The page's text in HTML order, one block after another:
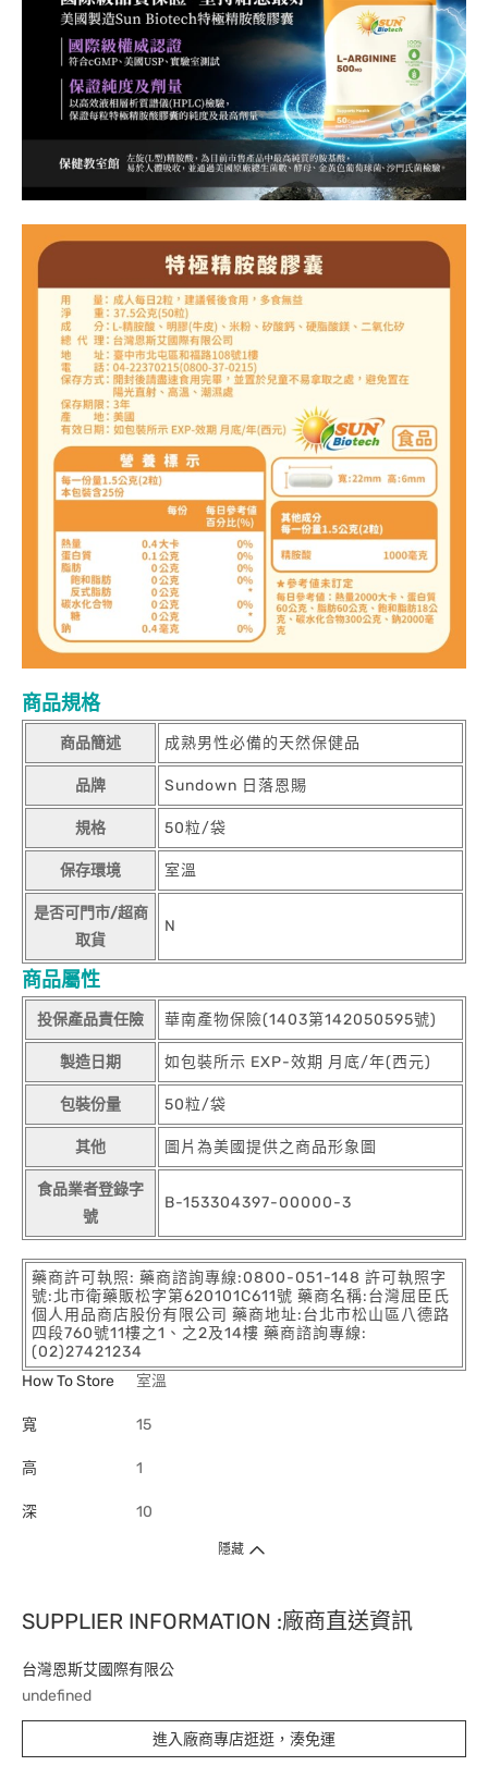
商品規格
商品簡述 成熟男性必備的天然保健品
品牌 Sundown 日落恩賜
規格 50粒/袋
保存環境 室溫
是否可門市/超商
取貨
N
商品屬性
投保產品責任險 華南產物保險(1403第142050595號)
製造日期 如包裝所示 EXP-效期 月底/年(西元)
包裝份量 50粒/袋
其他 圖片為美國提供之商品形象圖
食品業者登錄字
號
B-153304397-00000-3
藥商許可執照: 藥商諮詢專線:0800-051-148 許可執照字
號:北市衛藥販松字第620101C611號 藥商名稱:台灣屈臣氏
個人用品商店股份有限公司 藥商地址:台北市松山區八德路
四段760號11樓之1、之2及14樓 藥商諮詢專線:
(02)27421234
How To Store
室溫
寬 15
高 1
深 10
隱藏
SUPPLIER INFORMATION :廠商直送資訊
台灣恩斯艾國際有限公
undefined
進入廠商專店逛逛，湊免運